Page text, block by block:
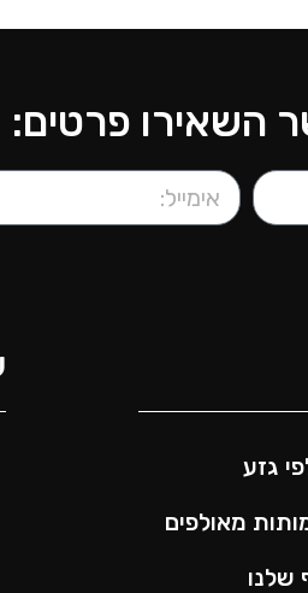
השאירו פרטים:
גזע
מאולפים
שלנו